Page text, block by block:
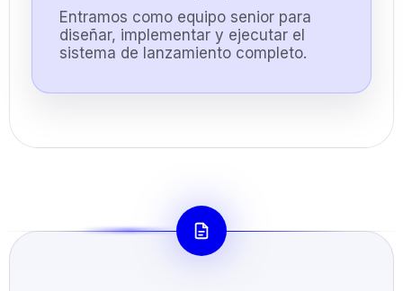
Entramos como equipo senior para
diseñar, implementar y ejecutar el
sistema de lanzamiento completo.